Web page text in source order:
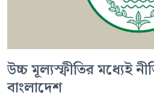
উচ্চ মূল্যস্ফীতির মধ্যেই
বাংলাদেশ